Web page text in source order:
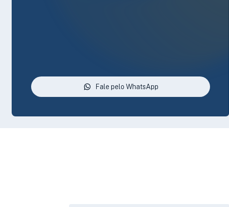
Fale pelo WhatsApp